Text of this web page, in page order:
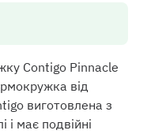
Contigo Pinnacle
від
виготовлена з
і має подвійні